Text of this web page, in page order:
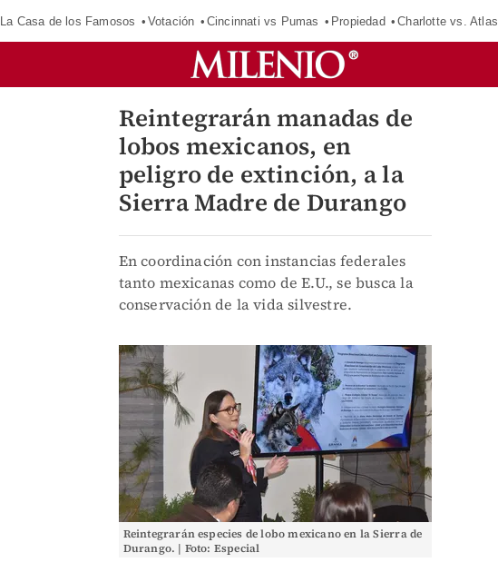
La Casa de los Famosos Votación Cincinnati vs Pumas Propiedad Charlotte vs. Atlas
Reintegrarán manadas de
lobos mexicanos, en
peligro de extinción, a la
Sierra Madre de Durango
En coordinación con instancias federales
tanto mexicanas como de E.U., se busca la
conservación de la vida silvestre.
Reintegrarán especies de lobo mexicano en la Sierra de
Durango. | Foto: Especial